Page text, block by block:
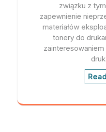
związku z
zapewnienie
materiałów
tonery do